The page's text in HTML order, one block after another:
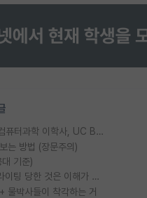
Korea University 수학, 컴퓨터과학 이학사, UC Berkeley 산업공학 대학원 공학박사가 되는 것은 쉽지 않겠죠?
는 방법 (장문주의)
기준)
대학원생들 교수에게 가스라이팅 당한 것은 이해가 갑니다. 안타깝네요.
물박사들이 착각하는 거